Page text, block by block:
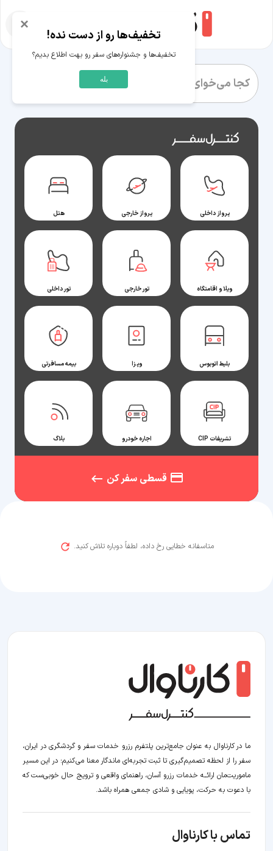
رزرو بلیط، اقامتگاه و تور‌های مسافرتی
پرواز داخلی پرواز خارجی هتل
ویلا و اقامتگاه تور خارجی تور داخلی
بلیط اتوبوس ویزا بیمه مسافرتی
تشریفات CIP اجاره خودرو بلاگ
قسطی سفر کن
متاسفانه خطایی رخ داده، لطفاً دوباره تلاش کنید.
ما در کارناوال به عنوان جامع‌ترین پلتفرم رزرو خدمات سفر و گردشگری در ایران،
سفر را از لحظه‌ تصمیم‌گیری تا ثبت تجربه‌ای ماندگار معنا می‌کنیم؛ در این مسیر‍
ماموریت‌مان اراﺋــﻪ خدمات رزرو آسان، راهنمای واقعی و ترویج حال خوبی‌ست که
با دعوت به حرکت، پویایی و شادی جمعی همراه باشد.
تماس با کارناوال
×
تخفیف‌ها رو از دست نده!
تخفیف‌ها و جشنواره‌های سفر رو بهت اطلاع بدیم؟
بله